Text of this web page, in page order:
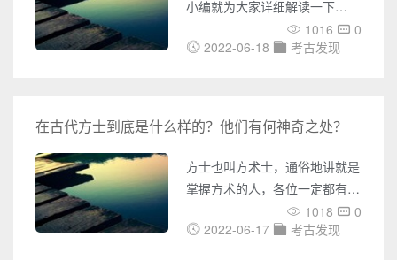
呛，大明关外的领土只剩下宁远
等少数几个城堡还在控制中。清
小编就为大家详细解读一下
~ 在网络上有很多都说篡汉
的就是个穿越者，他的出现使得
子”刘秀，结束了王莽，把历史
拉回到原有的进程上。 想必
王莽这个穿越者不用多说，大家
都知道，王莽简直长了一颗现代
人的大脑，不仅进行改革，连现
在的高科技都发明出来了。但是
1016
0
2022-06-18
考古发现
在古代方士到底是什么样的？他们有何神奇之处？
方士也叫方术士，通俗地讲就是
掌握方术的人，各位一定都有所
耳闻吧。 方士一词最早见于
《周礼・秋官・序官》：“方
1018
0
2022-06-17
考古发现